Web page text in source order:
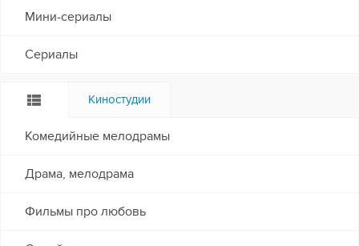
Мини-сериалы
Сериалы
Киностудии
Комедийные мелодрамы
Драма, мелодрама
Фильмы про любовь